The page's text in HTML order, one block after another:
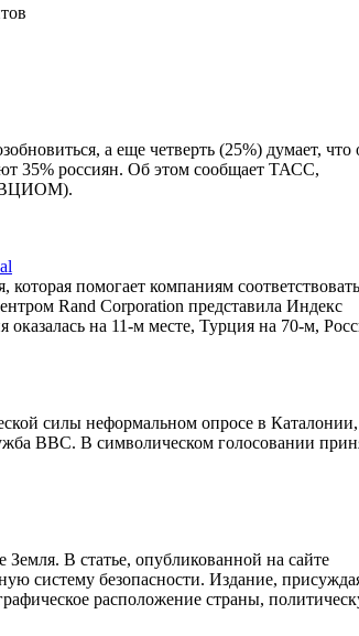
а еще четверть (25%) думает, что
35% россиян. Об этом сообщает ТАСС,
(ВЦИОМ).
помогает компаниям соответствовать
Rand Corporation представила Индекс
на 11-м месте, Турция на 70-м,
силы неформальном опросе в Каталонии,
ВВС. В символическом голосовании
В статье, опубликованной на сайте
систему безопасности. Издание,
расположение страны,